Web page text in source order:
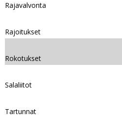
Rajavalvonta
Rajoitukset
Rokotukset
Salaliitot
Tartunnat